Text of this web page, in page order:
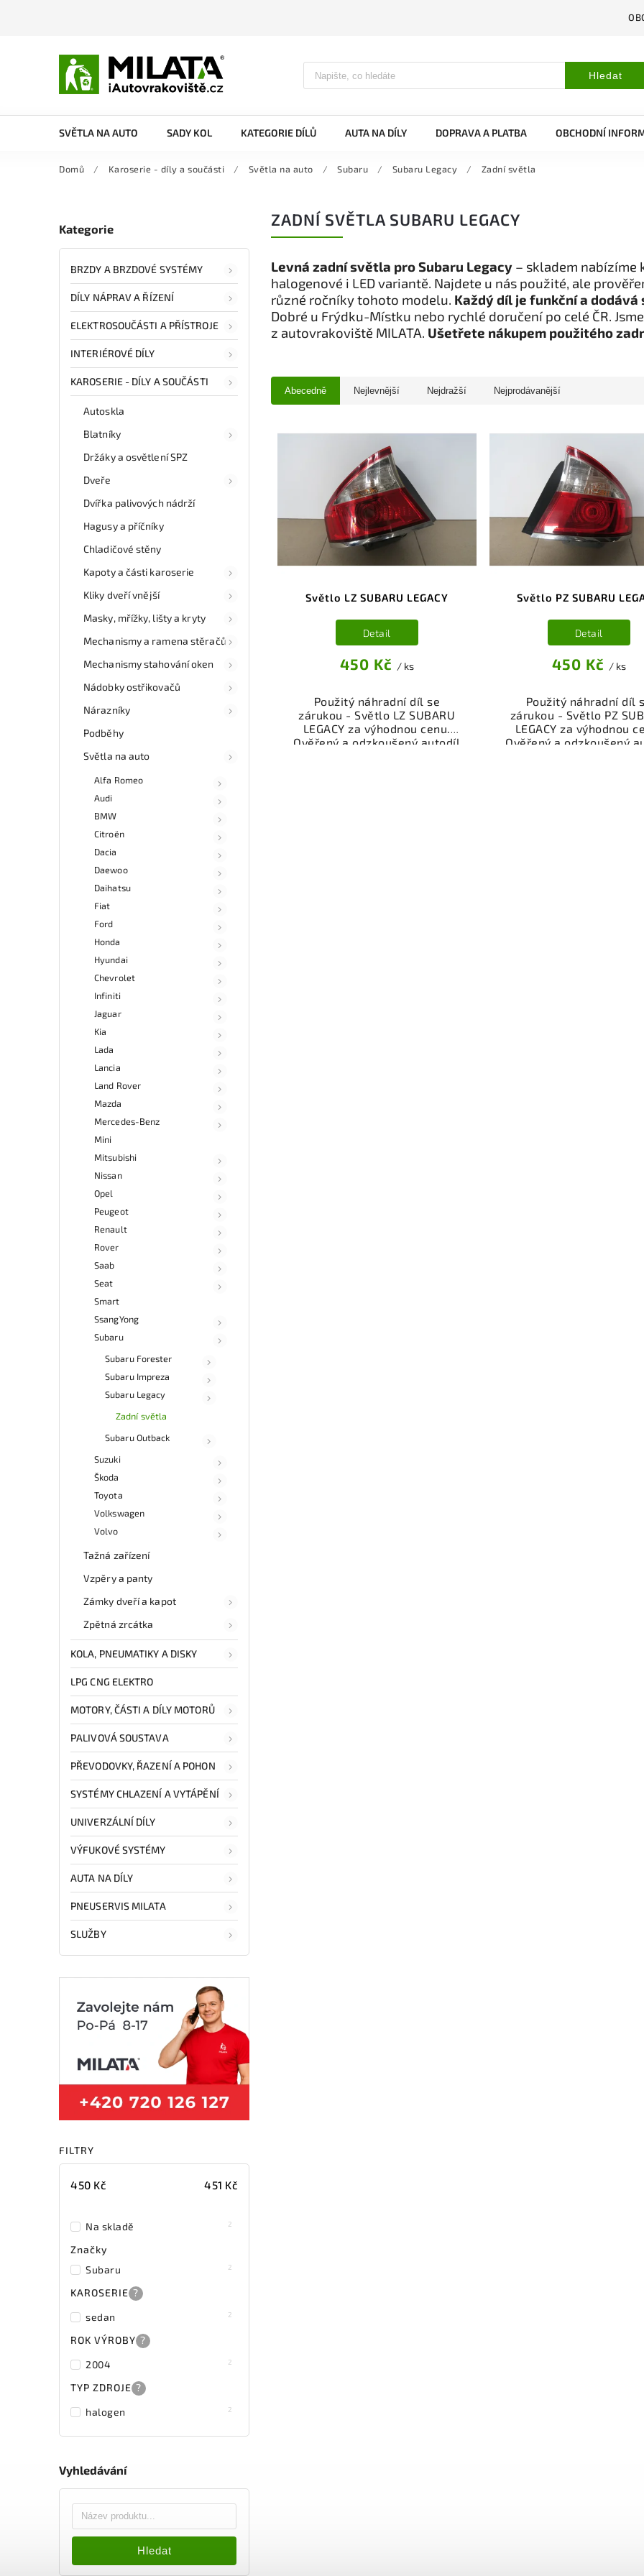
Hledat
SVĚTLA NA AUTO SADY KOL KATEGORIE DÍLŮ AUTA NA DÍLY DOPRAVA A PLATBA OBCHODNÍ
Domů / Karoserie - díly a součásti / Světla na auto / Subaru / Subaru Legacy / Zadní světla
Kategorie
BRZDY A BRZDOVÉ SYSTÉMY
DÍLY NÁPRAV A ŘÍZENÍ
ELEKTROSOUČÁSTI A PŘÍSTROJE
INTERIÉROVÉ DÍLY
KAROSERIE - DÍLY A SOUČÁSTI
Autoskla
Blatníky
Držáky a osvětlení SPZ
Dveře
Dvířka palivových nádrží
Hagusy a příčníky
Chladičové stěny
Kapoty a části karoserie
Kliky dveří vnější
Masky, mřížky, lišty a kryty
Mechanismy a ramena stěračů
Mechanismy stahování oken
Nádobky ostřikovačů
Nárazníky
Podběhy
Světla na auto
Alfa Romeo
Audi
BMW
Citroën
Dacia
Daewoo
Daihatsu
Fiat
Ford
Honda
Hyundai
Chevrolet
Infiniti
Jaguar
Kia
Lada
Lancia
Land Rover
Mazda
Mercedes-Benz
Mini
Mitsubishi
Nissan
Opel
Peugeot
Renault
Rover
Saab
Seat
Smart
SsangYong
Subaru
Subaru Forester
Subaru Impreza
Subaru Legacy
Zadní světla
Subaru Outback
Suzuki
Škoda
Toyota
Volkswagen
Volvo
Tažná zařízení
Vzpěry a panty
Zámky dveří a kapot
Zpětná zrcátka
KOLA, PNEUMATIKY A DISKY
LPG CNG ELEKTRO
MOTORY, ČÁSTI A DÍLY MOTORŮ
PALIVOVÁ SOUSTAVA
PŘEVODOVKY, ŘAZENÍ A POHON
SYSTÉMY CHLAZENÍ A VYTÁPĚNÍ
UNIVERZÁLNÍ DÍLY
VÝFUKOVÉ SYSTÉMY
AUTA NA DÍLY
PNEUSERVIS MILATA
SLUŽBY
FILTRY
450 Kč 451 Kč
Na skladě 2
Značky
Subaru
2
KAROSERIE ?
sedan
2
ROK VÝROBY ?
2004
2
TYP ZDROJE ?
halogen
2
Vyhledávání
Hledat
ZADNÍ SVĚTLA SUBARU LEGACY
Levná zadní světla pro Subaru Legacy – skladem nabízíme
halogenové i LED variantě. Najdete u nás použité, ale
různé ročníky tohoto modelu. Každý díl je funkční a dodává
Dobré u Frýdku-Místku nebo rychlé doručení po celé ČR.
z autovrakoviště MILATA. Ušetřete nákupem použitého
Abecedně Nejlevnější Nejdražší Nejprodávanější
Světlo LZ SUBARU LEGACY
450 Kč / ks
Detail
Použitý náhradní díl se
zárukou - Světlo LZ SUBARU
LEGACY za výhodnou cenu.
Ověřený a odzkoušený autodíl
Světlo PZ SUBARU
450 Kč / ks
Detail
Použitý náhradní díl
zárukou - Světlo PZ
LEGACY za výhodnou
Ověřený a odzkoušený